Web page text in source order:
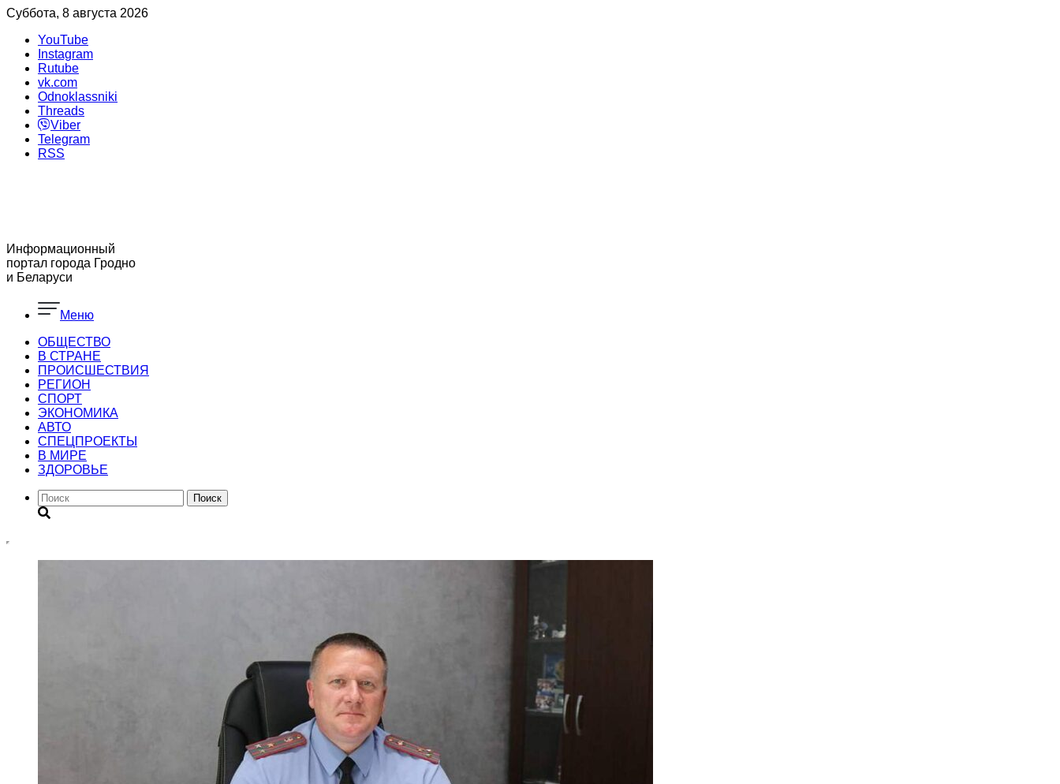
Суббота, 8 августа 2026
YouTube
Instagram
Rutube
vk.com
Odnoklassniki
Threads
Viber
Telegram
RSS
Информационный
портал города Гродно
и Беларуси
Меню
ОБЩЕСТВО
В СТРАНЕ
ПРОИСШЕСТВИЯ
РЕГИОН
CПОРТ
ЭКОНОМИКА
АВТО
СПЕЦПРОЕКТЫ
В МИРЕ
ЗДОРОВЬЕ
Поиск